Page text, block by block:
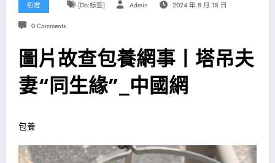
街燈 [db:标签] Admin 2024 年 8 月 18 日
0 Comments
圖片故查包養網事丨塔吊夫
妻“同生緣”_中國網
包養